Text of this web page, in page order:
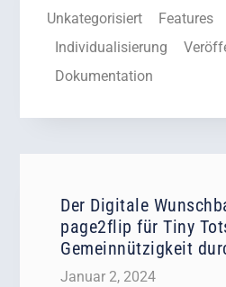
Unkategorisiert
Features
Individualisierung
Dokumentation
Der Digitale
page2flip für Tiny
Gemeinnützigkeit
Januar 2, 2024